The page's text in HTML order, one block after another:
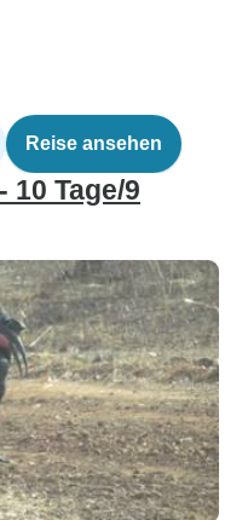
Reise ansehen
10 Tage/9